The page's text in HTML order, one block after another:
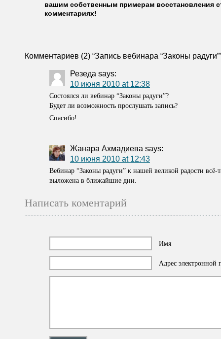
вашим собственным примерам восстановления
комментариях!
Комментариев (2) “Запись вебинара “Законы
Резеда says:
10 июня 2010 at 12:38
Состоялся ли вебинар “Законы радуги”?
Будет ли возможность прослушать запись?
Спасибо!
Жанара Ахмадиева says:
10 июня 2010 at 12:43
Вебинар “Законы радуги” к нашей великой радости всё-
выложена в ближайшие дни.
Написать коментарий
Имя
Адрес электронной